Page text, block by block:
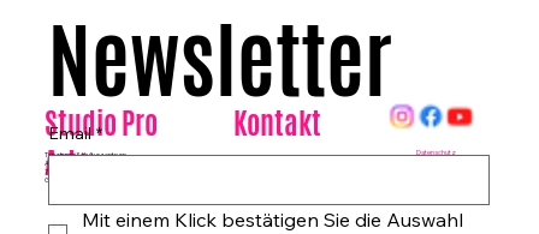
Datenschutz
Studio Pro
Arte
Tanzhaus & Kulturzentrum
Am Rohrgraben 4a
79249 Merzhausen/Freiburg
Germany
Kontakt
Newsletter
Email *
Mit einem Klick bestätigen Sie die Auswahl